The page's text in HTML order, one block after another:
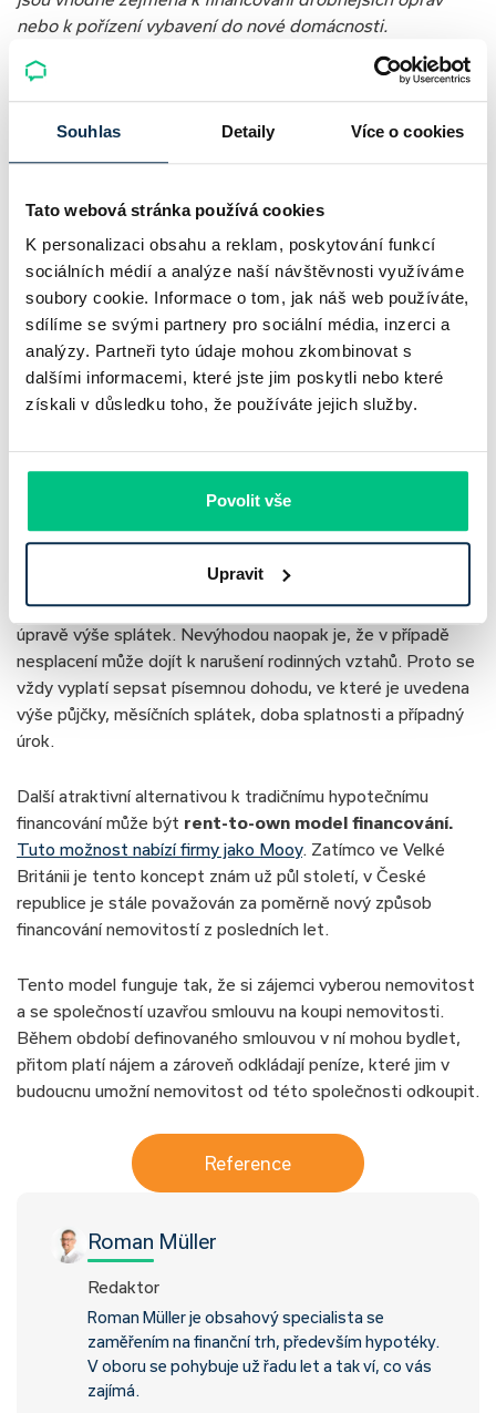
Souhlas Detaily Více o cookies
Tato webová stránka používá cookies
K personalizaci obsahu a reklam, poskytování funkcí
sociálních médií a analýze naší návštěvnosti využíváme
soubory cookie. Informace o tom, jak náš web používáte,
sdílíme se svými partnery pro sociální média, inzerci a
analýzy. Partneři tyto údaje mohou zkombinovat s
dalšími informacemi, které jste jim poskytli nebo které
získali v důsledku toho, že používáte jejich služby.
Povolit vše
Upravit
nebo k pořízení vybavení do nové domácnosti.
V kombinaci se státní dotací lze tyto úvěry využít i při
investicích do úsporných opatření jako je zateplení
fasády, výměnu oken nebo pořízení fotovoltaiky či
tepelného čerpadla. Tuzemské banky běžně nabízí
speciální účelové úvěry určené přímo na realizaci těchto
poradenství.“
Nenechte si ujít novinky z hypotečního a realitního
trhu – pro kupující i profesionály.
Přihlásit
Alternativní financování bydlení
Jednou z možností, jak financovat bydlení, jepůjčka od
můžete získáte bezúročně nebo jen se symbolickým
úrokem. V případě potřeby se také můžete dohodnout na
úpravě výše splátek. Nevýhodou naopak je, že v případě
nesplacení může dojít k narušení rodinných vztahů. Proto se
vždy vyplatí sepsat písemnou dohodu, ve které je uvedena
výše půjčky, měsíčních splátek, doba splatnosti a případný
úrok.
Další atraktivní alternativou k tradičnímu hypotečnímu
financování může být rent-to-own model financování.
Tuto možnost nabízí firmy jako Mooy. Zatímco ve Velké
Británii je tento koncept znám už půl století, v České
republice je stále považován za poměrně nový způsob
financování nemovitostí z posledních let.
Tento model funguje tak, že si zájemci vyberou nemovitost
a se společností uzavřou smlouvu na koupi nemovitosti.
Během období definovaného smlouvou v ní mohou bydlet,
přitom platí nájem a zároveň odkládají peníze, které jim v
budoucnu umožní nemovitost od této společnosti odkoupit.
Reference
Roman Müller
Redaktor
Roman Müller je obsahový specialista se
zaměřením na finanční trh, především hypotéky.
V oboru se pohybuje už řadu let a tak ví, co vás
zajímá.